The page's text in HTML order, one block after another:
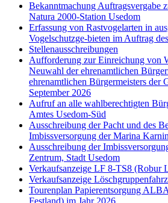
Bekanntmachung Auftragsvergabe
Natura 2000-Station Usedom
Erfassung von Rastvogelarten in
Vogelschutzge-bieten im Auftrag
Stellenausschreibungen
Aufforderung zur Einreichung von
Neuwahl der ehrenamtlichen
ehrenamtlichen Bürgermeisters der
September 2026
Aufruf an alle wahlberechtigten
Amtes Usedom-Süd
Ausschreibung der Pacht und des
Imbissversorgung der Marina
Ausschreibung der
Zentrum, Stadt Usedom
Verkaufsanzeige LF 8-TS8 (Robur
Verkaufsanzeige
Tourenplan Papierentsorgung